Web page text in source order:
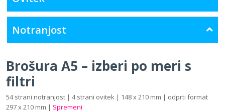
Notranjost
Brošura A5 – izberi po meri s
filtri
54 strani notranjost | 4 strani ovitek | 148 x 210 mm | odprti format
297 x 210 mm | Spremeni